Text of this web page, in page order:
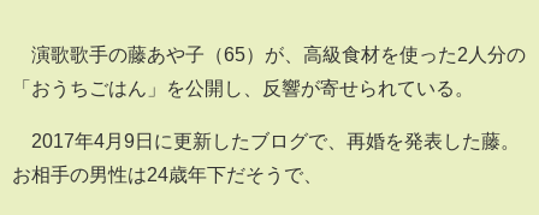
演歌歌手の藤あや子（65）が、高級食材を使った2人分の
「おうちごはん」を公開し、反響が寄せられている。
2017年4月9日に更新したブログで、再婚を発表した藤。
お相手の男性は24歳年下だそうで、